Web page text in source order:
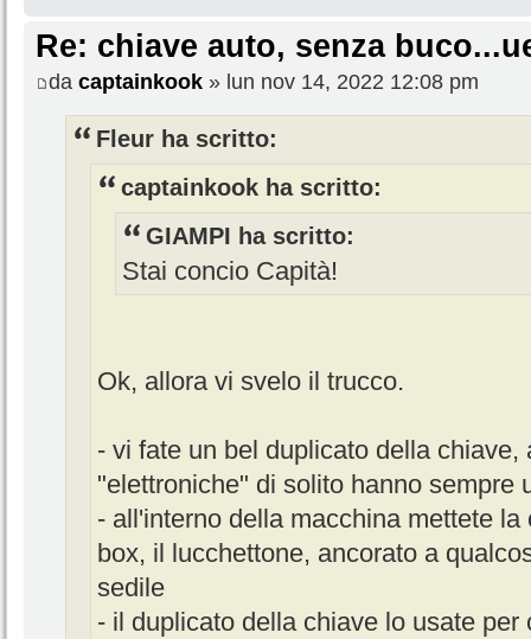
Re: chiave auto, senza
da captainkook » lun nov 14, 2022 12:08 pm
Fleur ha scritto:
captainkook ha scritto:
GIAMPI ha scritto:
Stai concio Capità!
Ok, allora vi svelo il trucco.
- vi fate un bel duplicato della chiave,
"elettroniche" di solito hanno sempre
- all'interno della macchina mettete
box, il lucchettone, ancorato a
sedile
- il duplicato della chiave lo usate